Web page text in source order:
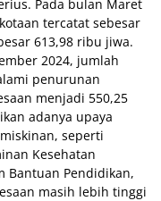
Pada bulan Maret
tercatat sebesar
613,98 ribu jiwa.
2024, jumlah
penurunan
menjadi 550,25
adanya upaya
seperti
Kesehatan
Bantuan Pendidikan,
masih lebih tinggi